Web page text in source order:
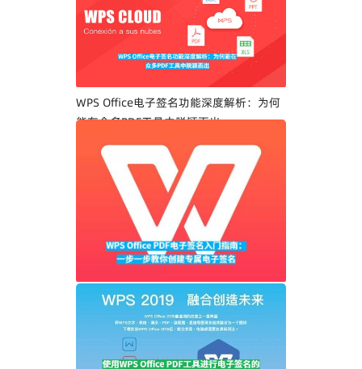
WPS Office电子签名功能深度解析：为何
能在众多PDF工具中脱颖而出
WPS Office PDF电子签名入门指南：一步
一步教你创建专属电子签名